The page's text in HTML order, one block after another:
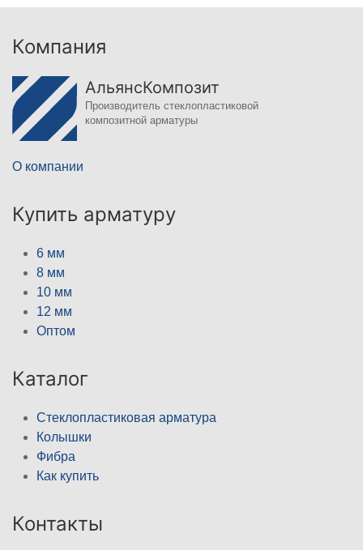
Компания
АльянсКомпозит
Производитель стеклопластиковой
композитной арматуры
О компании
Купить арматуру
6 мм
8 мм
10 мм
12 мм
Оптом
Каталог
Стеклопластиковая арматура
Колышки
Фибра
Как купить
Контакты